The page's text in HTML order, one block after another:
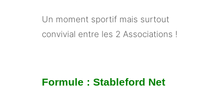
Un moment sportif mais surtout
convivial entre les 2 Associations !
Formule : Stableford Net